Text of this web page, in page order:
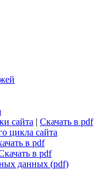
сайта | Скачать в pdf
цикла сайта
в pdf
в pdf
данных (pdf)